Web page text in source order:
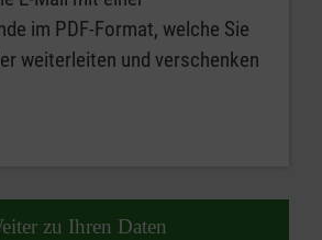
im PDF-Format, welche Sie
weiterleiten und verschenken
zu Ihren Daten